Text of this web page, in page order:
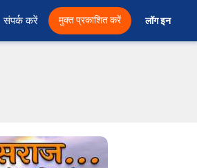
संपर्क करें मुक्त प्रकाशित करें लॉग इन